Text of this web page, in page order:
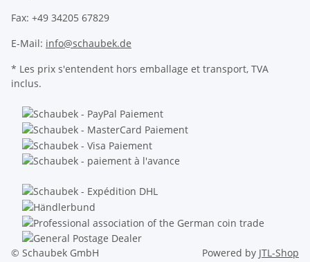
Fax: +49 34205 67829
E-Mail: info@schaubek.de
* Les prix s'entendent hors emballage et transport, TVA
inclus.
© Schaubek GmbH Powered by JTL-Shop